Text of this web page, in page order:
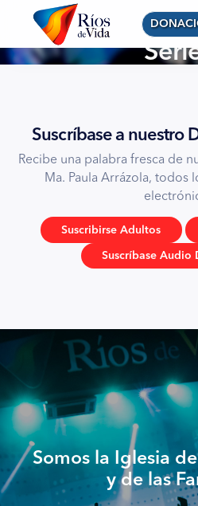
Suscríbase a nuestro
Recibe una palabra fresca de
Ma. Paula Arrázola, todos
Suscribirse Adultos
Suscríbase Audio
Somos la Iglesia
y de las